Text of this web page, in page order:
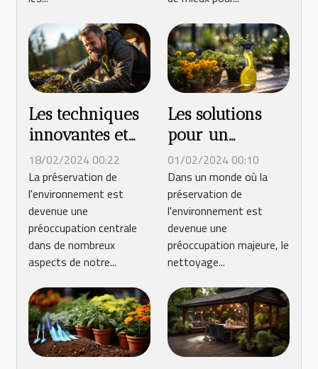
Normandie
Les techniques
innovantes et
écologiques
pour le
démoussage de
toiture sans
produits
chimiques
18/02/2024 00:22
La préservation de
l'environnement est
devenue une
préoccupation centrale
dans de nombreux
aspects de notre...
Les solutions
pour un
nettoyage
extérieur
respectueux de
l'environnement
01/02/2024 00:10
Dans un monde où la
préservation de
l'environnement est
devenue une
préoccupation majeure, le
nettoyage...